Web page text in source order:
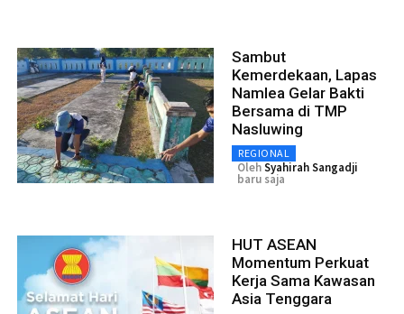
Sambut
Kemerdekaan, Lapas
Namlea Gelar Bakti
Bersama di TMP
Nasluwing
REGIONAL
OlehSyahirah Sangadji
baru saja
HUT ASEAN
Momentum Perkuat
Kerja Sama Kawasan
Asia Tenggara